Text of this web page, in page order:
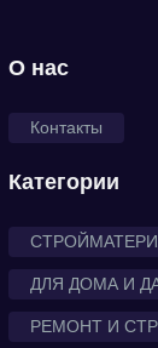
О нас
Контакты
Категории
ДЛЯ ДОМА И
РЕМОНТ И